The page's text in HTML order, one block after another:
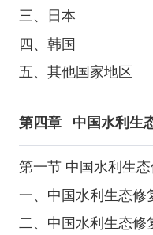
三、日本
四、韩国
五、其他国家地区
第四章 中国水利生
第一节 中国水利生
一、中国水利生态修
二、中国水利生态修